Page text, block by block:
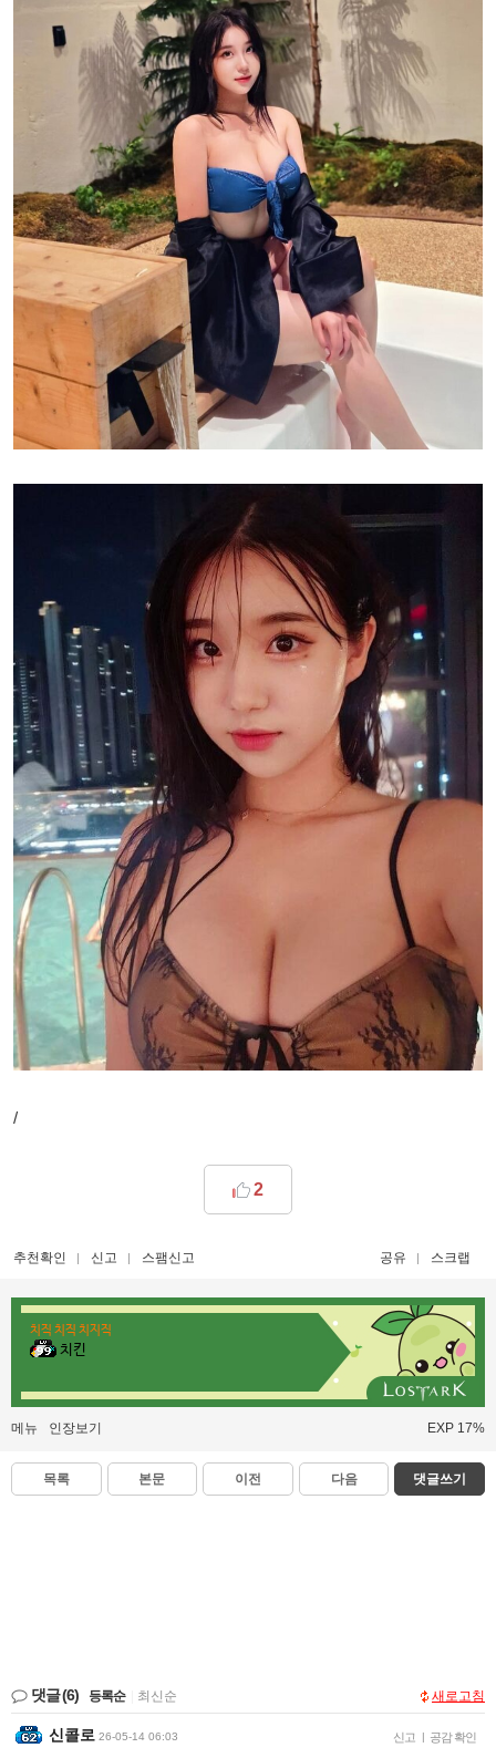
/
2
추천확인 신고 스팸신고 공유 스크랩
치직 치직 치지직
치킨
메뉴 인장보기 EXP 17%
목록 본문 이전 다음 댓글쓰기
댓글(6) 등록순 최신순 새로고침
신콜로 26-05-14 06:03 신고 | 공감 확인